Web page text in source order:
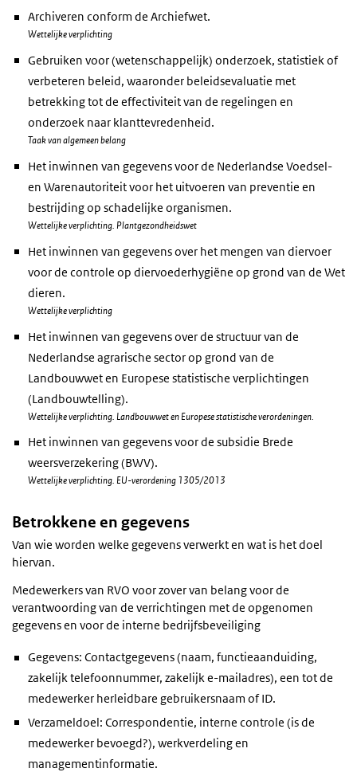
Archiveren conform de Archiefwet.
Wettelijke verplichting
Gebruiken voor (wetenschappelijk) onderzoek, statistiek of
verbeteren beleid, waaronder beleidsevaluatie met
betrekking tot de effectiviteit van de regelingen en
onderzoek naar klanttevredenheid.
Taak van algemeen belang
Het inwinnen van gegevens voor de Nederlandse Voedsel-
en Warenautoriteit voor het uitvoeren van preventie en
bestrijding op schadelijke organismen.
Wettelijke verplichting. Plantgezondheidswet
Het inwinnen van gegevens over het mengen van diervoer
voor de controle op diervoederhygiëne op grond van de Wet
dieren.
Wettelijke verplichting
Het inwinnen van gegevens over de structuur van de
Nederlandse agrarische sector op grond van de
Landbouwwet en Europese statistische verplichtingen
(Landbouwtelling).
Wettelijke verplichting. Landbouwwet en Europese statistische verordeningen.
Het inwinnen van gegevens voor de subsidie Brede
weersverzekering (BWV).
Wettelijke verplichting. EU-verordening 1305/2013
Betrokkene en gegevens
Van wie worden welke gegevens verwerkt en wat is het doel
hiervan.
Medewerkers van RVO voor zover van belang voor de
verantwoording van de verrichtingen met de opgenomen
gegevens en voor de interne bedrijfsbeveiliging
Gegevens: Contactgegevens (naam, functieaanduiding,
zakelijk telefoonnummer, zakelijk e-mailadres), een tot de
medewerker herleidbare gebruikersnaam of ID.
Verzameldoel: Correspondentie, interne controle (is de
medewerker bevoegd?), werkverdeling en
managementinformatie.